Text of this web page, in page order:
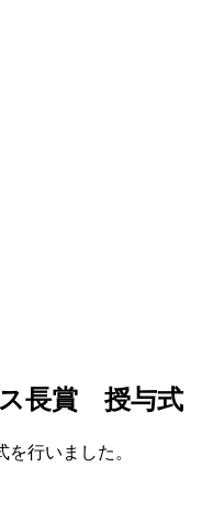
長賞 授与式
行いました。